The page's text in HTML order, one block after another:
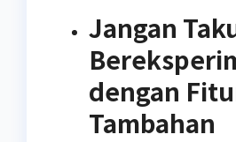
Jangan
dengan
Tambahan